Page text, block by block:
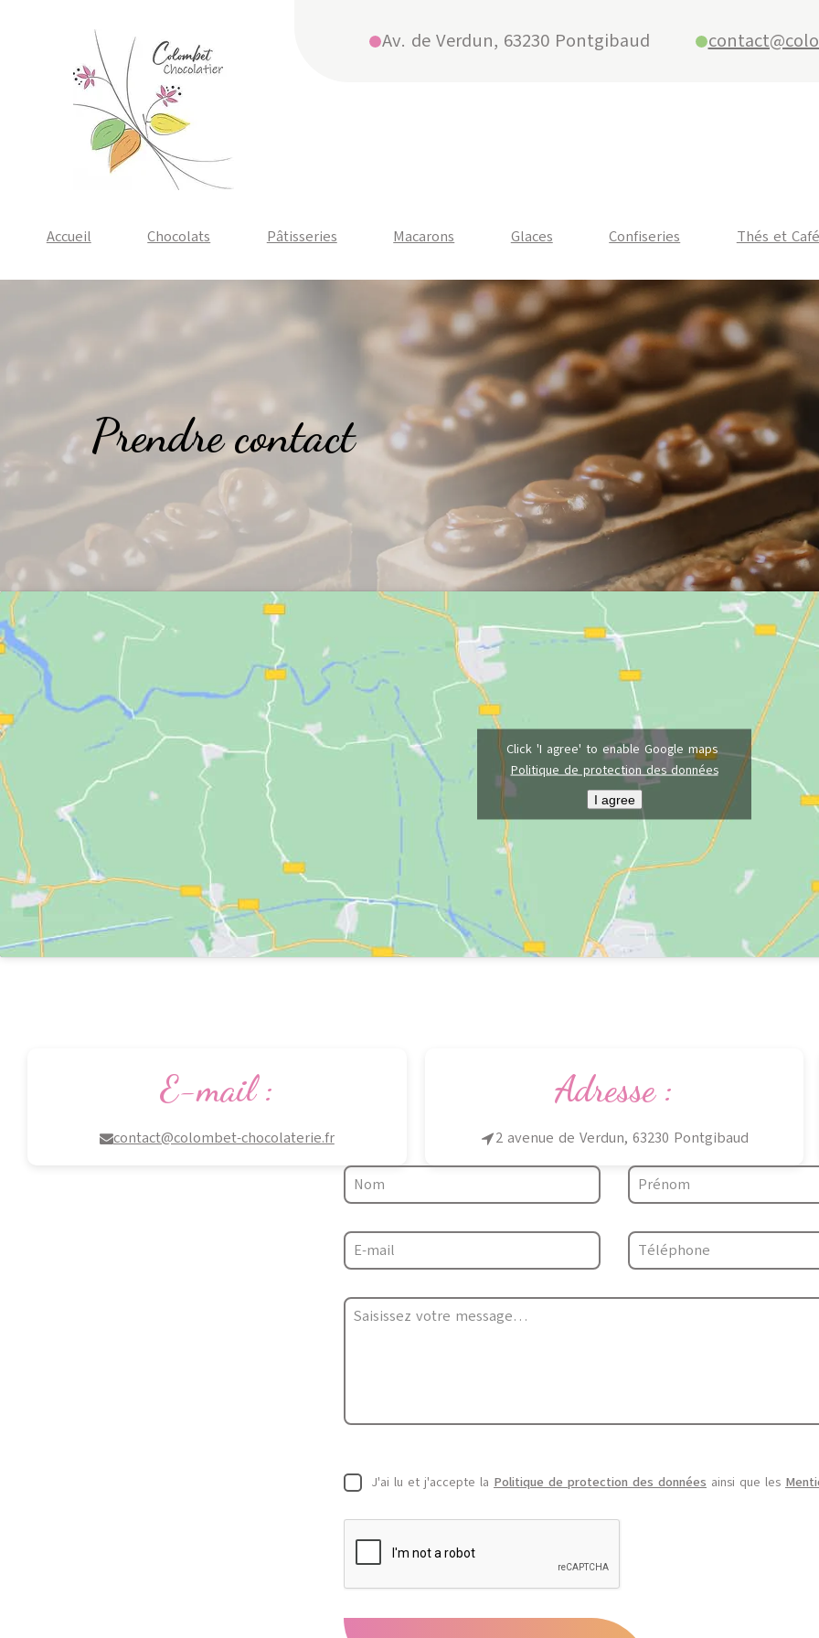
Av. de Verdun, 63230 Pontgibaud
Accueil Chocolats Pâtisseries Macarons Glaces Confiseries Thés et
Prendre contact
Click 'I agree' to enable Google maps
Politique de protection des données
I agree
E-mail :
contact@colombet-chocolaterie.fr
Adresse :
2 avenue de Verdun, 63230 Pontgibaud
J'ai lu et j'accepte la Politique de protection des données ainsi que les